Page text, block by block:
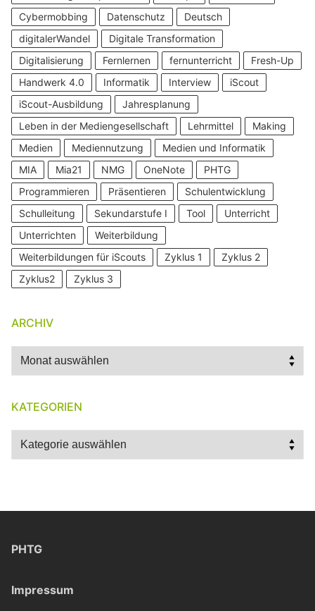
Cybermobbing
Datenschutz
Deutsch
digitalerWandel
Digitale Transformation
Digitalisierung
Fernlernen fernunterricht
Fresh-Up
Handwerk 4.0
Informatik Interview
iScout
iScout-Ausbildung
Jahresplanung
Leben in der Mediengesellschaft
Lehrmittel
Making
Medien
Mediennutzung
Medien und Informatik
MIA
Mia21 NMG OneNote
PHTG
Programmieren
Präsentieren
Schulentwicklung
Schulleitung
Sekundarstufe I Tool
Unterricht
Unterrichten
Weiterbildung
Weiterbildungen für iScouts
Zyklus 1
Zyklus 2
Zyklus2
Zyklus 3
ARCHIV
Archiv
KATEGORIEN
Kategorien
PHTG
Impressum